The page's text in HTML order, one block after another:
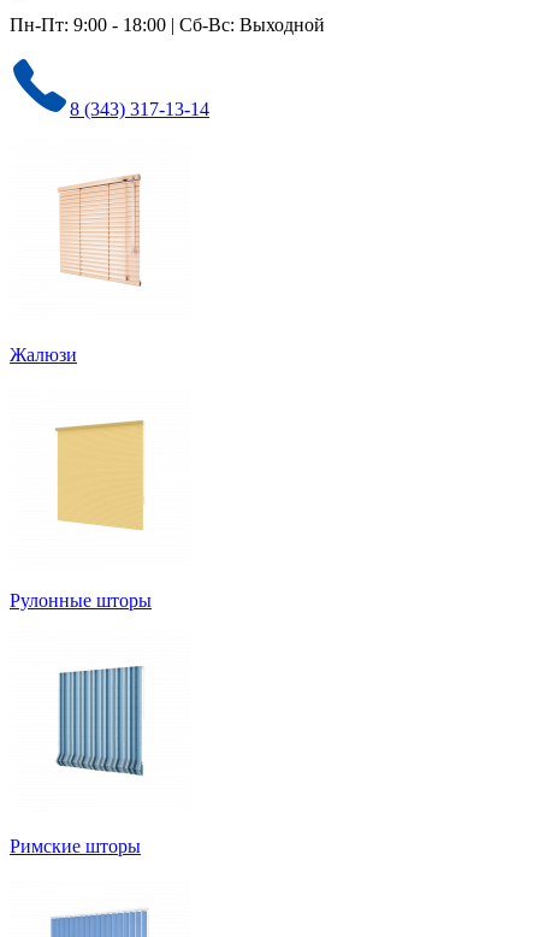
Пн-Пт: 9:00 - 18:00 | Сб-Вс: Выходной
8 (343) 317-13-14
Жалюзи
Рулонные шторы
Римские шторы